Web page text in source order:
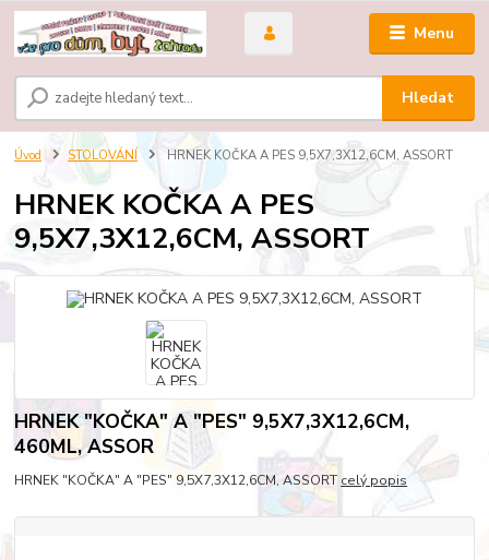
Menu
Hledat
Úvod STOLOVÁNÍ HRNEK KOČKA A PES 9,5X7,3X12,6CM, ASSORT
HRNEK KOČKA A PES
9,5X7,3X12,6CM, ASSORT
HRNEK "KOČKA" A "PES" 9,5X7,3X12,6CM,
460ML, ASSOR
HRNEK "KOČKA" A "PES" 9,5X7,3X12,6CM, ASSORTcelý popis